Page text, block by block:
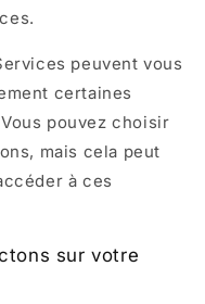
peuvent vous
certaines
pouvez choisir
mais cela peut
à ces
sur votre